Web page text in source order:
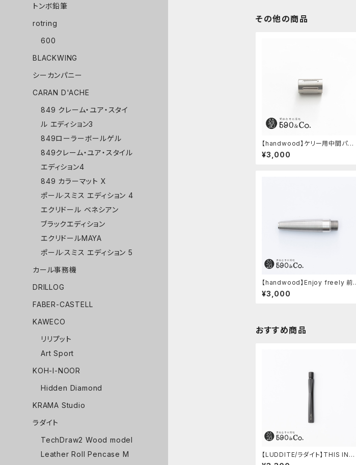
その他の商品
【handwood】ケリー用中間パー
ツ/カスタムグリップ (縦溝/ステン
レス)
¥3,000
【handwood】Enjoy freely 前
軸・滑り止め(ステンレス)
¥3,000
おすすめ商品
【LUDDITE/ラダイト】THIS INDU
STRIAL 芯ケース2 (Factory Mo
トンボ鉛筆
rotring
600
BLACKWING
シーカンパニー
CARAN D'ACHE
849 クレーム・ユア・スタイ
ル エディション3
849ローラーボールゲル
849クレーム・ユア・スタイル
エディション4
849 カラーマット X
ポール·スミス エディション 4
エクリドール ベネシアン
ブラックエディション
エクリドールMAYA
ポール·スミス エディション 5
カール事務機
DRILLOG
FABER-CASTELL
KAWECO
リリプット
Art Sport
KOH-I-NOOR
Hidden Diamond
KRAMA Studio
ラダイト
TechDraw2 Wood model
Leather Roll Pencase M